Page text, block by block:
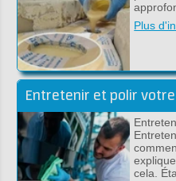
Plus
Entretenir et polir
cela.